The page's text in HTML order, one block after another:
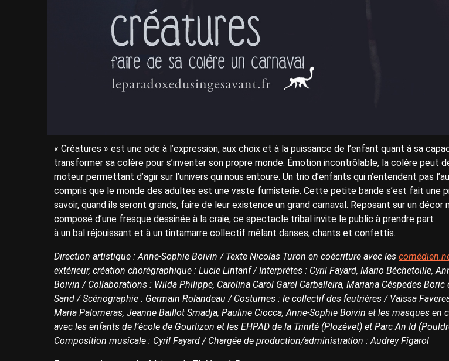
« Créatures » est une ode à l’expression, aux choix et à la puissance de l’enfant quant à sa
transformer sa colère pour s’inventer son propre monde. Émotion incontrôlable, la colère peut
moteur permettant d’agir sur l’univers qui nous entoure. Un trio d’enfants qui n’entendent pas
compris que le monde des adultes est une vaste fumisterie. Cette petite bande s’est fait une
savoir, quand ils seront grands, faire de leur existence un grand carnaval. Reposant sur un décor
composé d’une fresque dessinée à la craie, ce spectacle tribal invite le public à prendre part
à un bal réjouissant et à un tintamarre collectif mêlant danses, chants et confettis.
Direction artistique : Anne-Sophie Boivin / Texte Nicolas Turon en coécriture avec les
extérieur, création chorégraphique : Lucie Lintanf / Interprètes : Cyril Fayard, Mario Béchetoille,
Boivin / Collaborations : Wilda Philippe, Carolina Carol Garel Carballeira, Mariana Céspedes Boric
Sand / Scénographie : Germain Rolandeau / Costumes : le collectif des feutrières / Vaïssa
Maria Palomeras, Jeanne Baillot Smadja, Pauline Ciocca, Anne-Sophie Boivin et les masques en
avec les enfants de l’école de Gourlizon et les EHPAD de la Trinité (Plozévet) et Parc An Id
Composition musicale : Cyril Fayard / Chargée de production/administration : Audrey Figarol